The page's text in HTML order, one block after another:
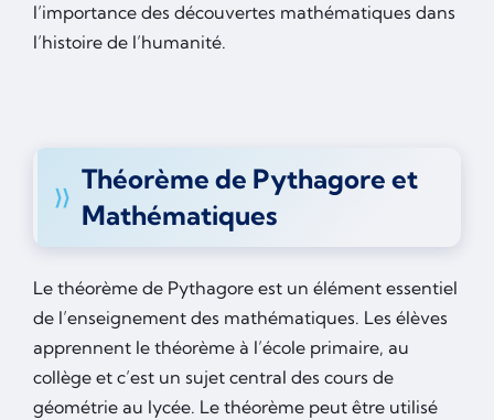
l’importance des découvertes mathématiques dans
l’histoire de l’humanité.
Théorème de Pythagore et
Mathématiques
Le théorème de Pythagore est un élément essentiel
de l’enseignement des mathématiques. Les élèves
apprennent le théorème à l’école primaire, au
collège et c’est un sujet central des cours de
géométrie au lycée. Le théorème peut être utilisé